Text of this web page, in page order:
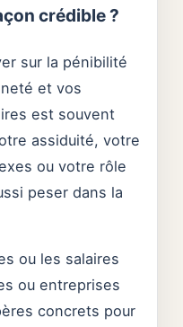
crédible ?
sur la pénibilité
et vos
est souvent
assiduité, votre
ou votre rôle
peser dans la
ou les salaires
ou entreprises
concrets pour